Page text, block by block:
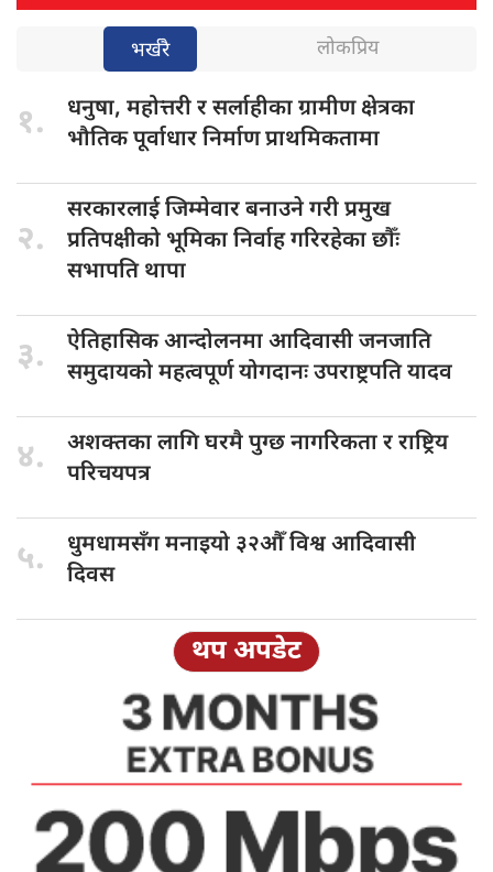
भर्खरै लोकप्रिय
१. धनुषा, महोत्तरीर सर्लाहीका ग्रामीण क्षेत्रका
भौतिक पूर्वाधार निर्माण प्राथमिकतामा
२.
सरकारलाई जिम्मेवारबनाउने गरी प्रमुख
प्रतिपक्षीको भूमिका निर्वाह गरिरहेका छौँः
सभापति थापा
३. ऐतिहासिक आन्दोलनमाआदिवासी जनजाति
समुदायको महत्वपूर्ण योगदानः उपराष्ट्रपति यादव
४. अशक्तका लागिघरमै पुग्छ नागरिकता र राष्ट्रिय
परिचयपत्र
५. धुमधामसँग मनाइयो ३२औँ विश्व आदिवासी
दिवस
थप अपडेट